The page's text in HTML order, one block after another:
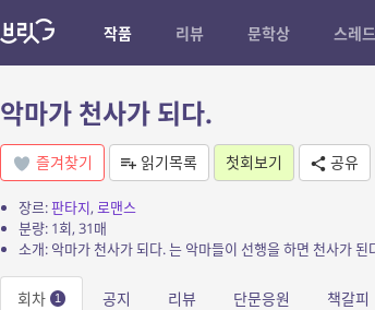
작품 리뷰 문학상 스레
악마가 천사가 되다.
즐겨찾기 읽기목록 첫회보기 공유
장르:판타지, 로맨스
분량: 1회, 31매
회차 1 공지 리뷰 단문응원 책갈피